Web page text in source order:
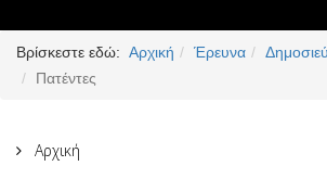
Βρίσκεστε εδώ: Αρχική Έρευνα
Πατέντες
Αρχική